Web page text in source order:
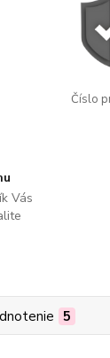
Číslo
Vás
5